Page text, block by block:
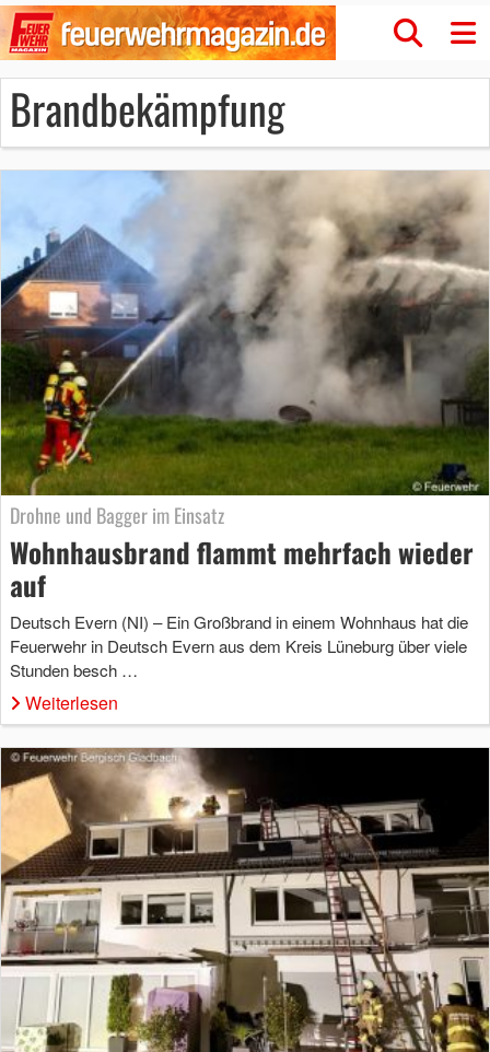
Brandbekämpfung
Drohne und Bagger im Einsatz
Wohnhausbrand flammt mehrfach wieder
auf
Deutsch Evern (NI) – Ein Großbrand in einem Wohnhaus hat die
Feuerwehr in Deutsch Evern aus dem Kreis Lüneburg über viele
Stunden besch …
Weiterlesen